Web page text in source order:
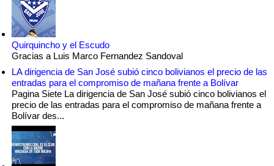
Quirquincho y el Escudo
Gracias a Luis Marco Fernandez Sandoval
LA dirigencia de San José subió cinco bolivianos el precio de las
entradas para el compromiso de mañana frente a Bolívar
Pagina Siete La dirigencia de San José subió cinco bolivianos el
precio de las entradas para el compromiso de mañana frente a
Bolívar des...